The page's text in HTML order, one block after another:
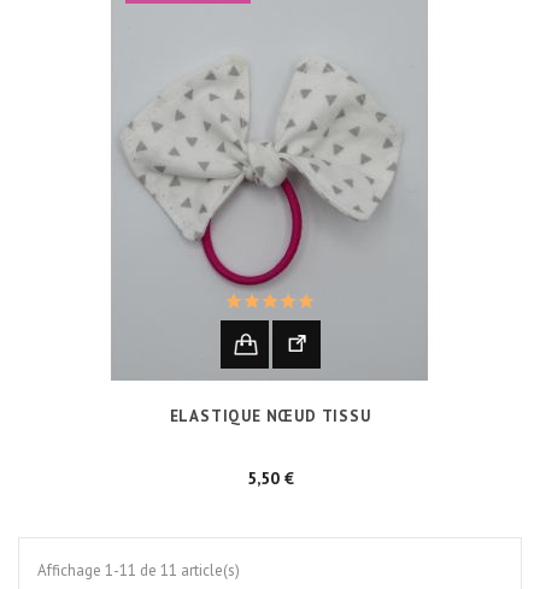
ELASTIQUE NŒUD TISSU
5,50 €Prix
Affichage 1-11 de 11 article(s)